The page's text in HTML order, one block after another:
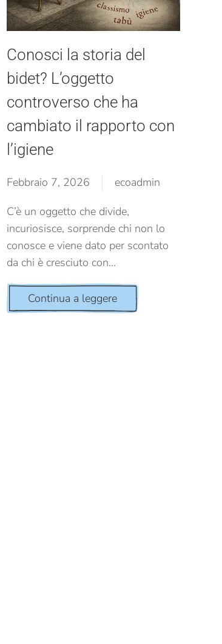
Conosci la storia del
bidet? L’oggetto
controverso che ha
cambiato il rapporto con
l’igiene
Febbraio 7, 2026
ecoadmin
C’è un oggetto che divide,
incuriosisce, sorprende chi non lo
conosce e viene dato per scontato
da chi è cresciuto con...
Continua a leggere